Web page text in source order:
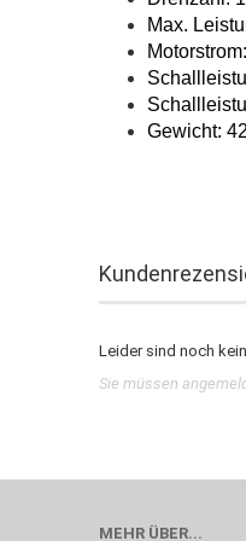
Max.
Gewicht:
Leider sind noch
Sie müssen
MEHR ÜBER...